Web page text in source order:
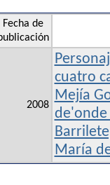
Fecha de
2008
cuatro
Mejía
de'onde
María